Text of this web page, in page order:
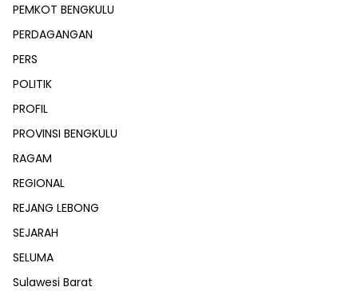
PEMKOT BENGKULU
PERDAGANGAN
PERS
POLITIK
PROFIL
PROVINSI BENGKULU
RAGAM
REGIONAL
REJANG LEBONG
SEJARAH
SELUMA
Sulawesi Barat